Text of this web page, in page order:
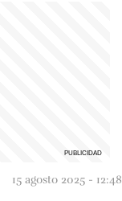
15 agosto 2025 - 12:48